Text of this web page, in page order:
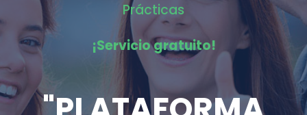
Prácticas
¡Servicio gratuito!